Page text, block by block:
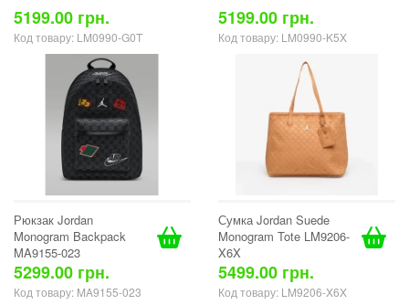
5199.00 грн.
Код товару: LM0990-G0T
5199.00 грн.
Код товару: LM0990-K5X
Рюкзак Jordan
Monogram Backpack
MA9155-023
5299.00 грн.
Код товару: MA9155-023
Сумка Jordan Suede
Monogram Tote LM9206-
X6X
5499.00 грн.
Код товару: LM9206-X6X